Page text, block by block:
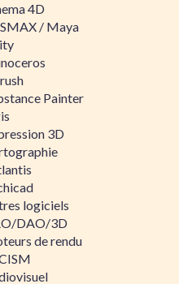
4D
/ Maya
Painter
3D
logiciels
DAO/3D
de rendu